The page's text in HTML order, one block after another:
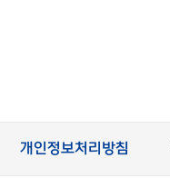
개인정보처리방침